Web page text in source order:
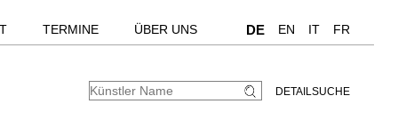
TERMINE ÜBER UNS DE EN IT FR
DETAILSUCHE